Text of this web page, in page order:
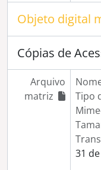
Objeto digital
Cópias de
Arquivo
matriz
Tipo
31